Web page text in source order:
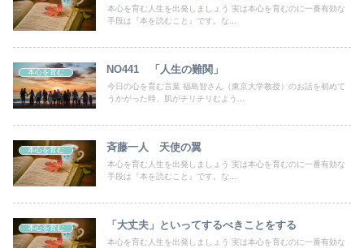
本心を育む人生を出発しましょう 実は本心を育むのに一番有効な
手段は『本を読むこと』です。な...
本心を育む NO441 「人生の難関」
今日の心を育む言葉 福島智さん（東京大学教授）のお話を初めて
うかがった時、肌がチリチリむよう...
本心を育む 斉藤一人 天使の翼
本心を育む人生を出発しましょう 実は本心を育むのに一番有効な
手段は『本を読むこと』です。な...
本心を育む 「大丈夫」といってするべきことをする
本心を育む人生を出発しましょう 実は本心を育むのに一番有効な